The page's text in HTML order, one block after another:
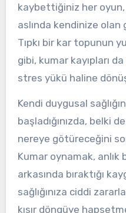
kaybettiğiniz her oyun,
aslında kendinize
Tıpkı bir kar topunun
gibi, kumar kayıpları
stres yükü haline
Kendi duygusal
başladığınızda, belki
nereye götüreceğini
Kumar oynamak,
arkasında bıraktığı
sağlığınıza ciddi
kısır döngüye